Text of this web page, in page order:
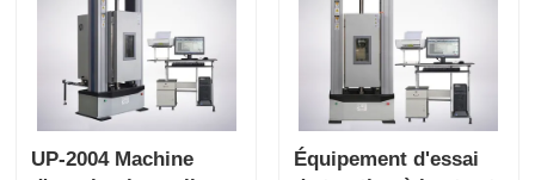
UP-2004 Machine
Équipement d'essai